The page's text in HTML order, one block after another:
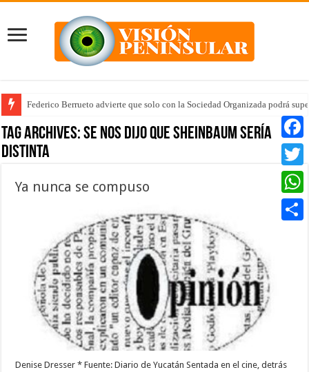
Federico Berrueto advierte que solo con la Sociedad Organizada podrá
Tag Archives:se nos dijo que Sheinbaum sería
distinta
Ya nunca se compuso
Denise Dresser * Fuente: Diario de Yucatán Sentada en el cine, detrás
Twitter